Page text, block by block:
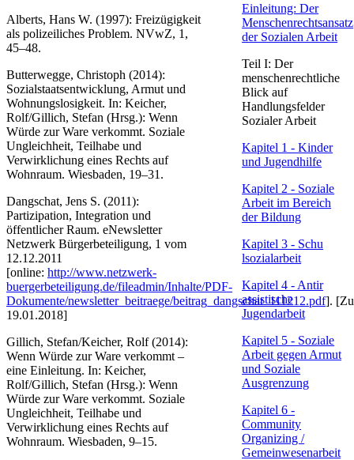
Alberts, Hans W. (1997): Freizügigkeit
als polizeiliches Problem. NVwZ, 1,
45–48.
Butterwegge, Christoph (2014):
Sozialstaatsentwicklung, Armut und
Wohnungslosigkeit. In: Keicher,
Rolf/Gillich, Stefan (Hrsg.): Wenn
Würde zur Ware verkommt. Soziale
Ungleichheit, Teilhabe und
Verwirklichung eines Rechts auf
Wohnraum. Wiesbaden, 19–31.
Dangschat, Jens S. (2011):
Partizipation, Integration und
öffentlicher Raum. eNewsletter
Netzwerk Bürgerbeteiligung, 1 vom
12.12.2011
[online: http://www.netzwerk-
buergerbeteiligung.de/fileadmin/Inhalte/PDF-
Dokumente/newsletter_beitraege/beitrag_dangschat_111212.pdf].
​​19.01.2018]
Gillich, Stefan/Keicher, Rolf (2014):
Wenn Würde zur Ware verkommt –
eine Einleitung. In: Keicher,
Rolf/Gillich, Stefan (Hrsg.): Wenn
Würde zur Ware verkommt. Soziale
Ungleichheit, Teilhabe und
Verwirklichung eines Rechts auf
Wohnraum. Wiesbaden, 9–15.
Einleitung: Der
Menschenrechtsansatz
der Sozialen Arbeit​
Teil I: Der
menschenrechtliche
Blick auf
Handlungsfelder
Sozialer Arbeit
Kapitel 1 - Kinder
und Jugendhilfe​
Kapitel 2 - Soziale
Arbeit im​ Bereich
der Bildung​
Kapitel 3 - Schu​
lsozialarbeit
Kapitel 4 - Antir​
assistische
Jugendarbeit​
Kapitel 5 - Sozia​le
Arbeit gegen Armut
und Soziale
Ausgrenzung​
Kapitel 6 ​-
Community
Organizing /
Gemeinwesenarbeit